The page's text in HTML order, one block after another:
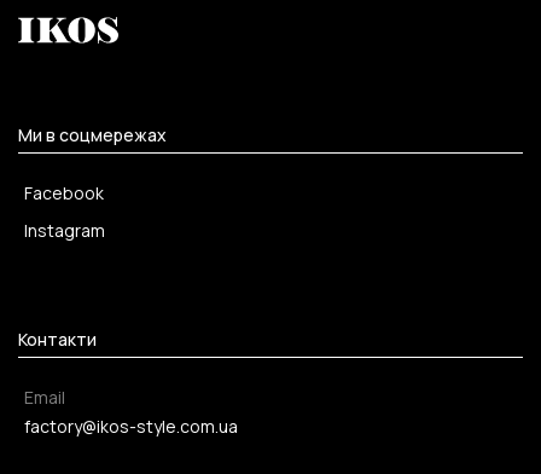
Ми в соцмережах
Facebook
Instagram
Контакти
Email
factory@ikos-style.com.ua